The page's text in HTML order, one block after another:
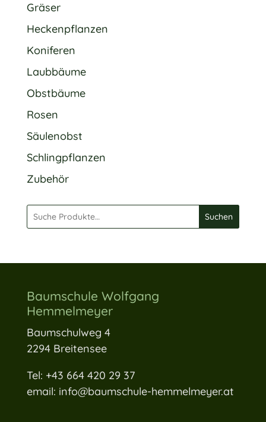
Gräser
Heckenpflanzen
Koniferen
Laubbäume
Obstbäume
Rosen
Säulenobst
Schlingpflanzen
Zubehör
Suchen
Baumschule Wolfgang
Hemmelmeyer
Baumschulweg 4
2294 Breitensee
Tel: +43 664 420 29 37
email: info@baumschule-hemmelmeyer.at